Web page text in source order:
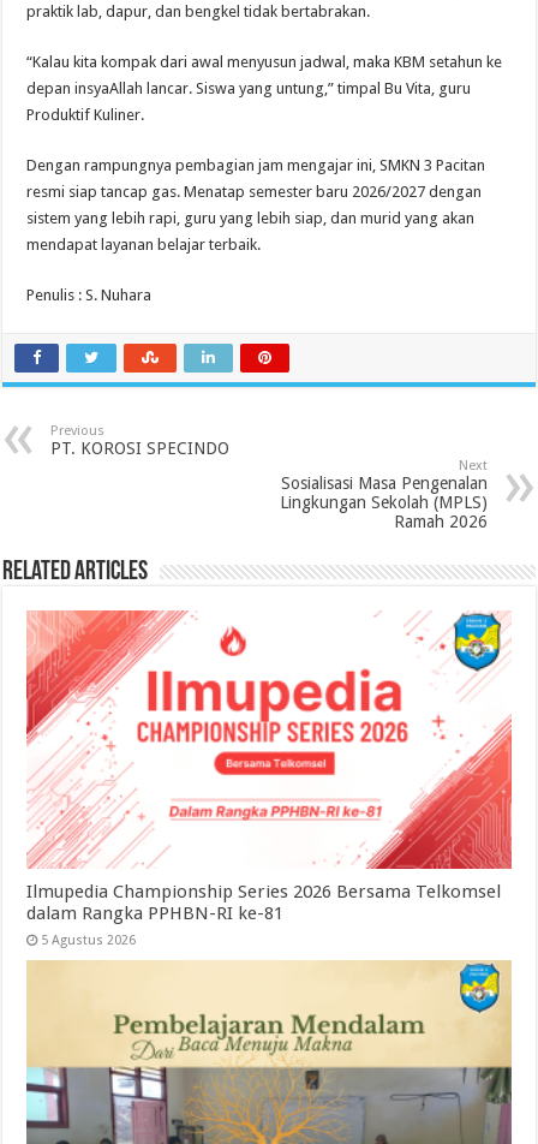
praktik lab, dapur, dan bengkel tidak bertabrakan.
“Kalau kita kompak dari awal menyusun jadwal, maka KBM setahun ke
depan insyaAllah lancar. Siswa yang untung,” timpal Bu Vita, guru
Produktif Kuliner.
Dengan rampungnya pembagian jam mengajar ini, SMKN 3 Pacitan
resmi siap tancap gas. Menatap semester baru 2026/2027 dengan
sistem yang lebih rapi, guru yang lebih siap, dan murid yang akan
mendapat layanan belajar terbaik.
Penulis : S. Nuhara
Previous
PT. KOROSI SPECINDO
Next
Sosialisasi Masa Pengenalan
Lingkungan Sekolah (MPLS)
Ramah 2026
Related Articles
Ilmupedia Championship Series 2026 Bersama Telkomsel
dalam Rangka PPHBN-RI ke-81
5 Agustus 2026